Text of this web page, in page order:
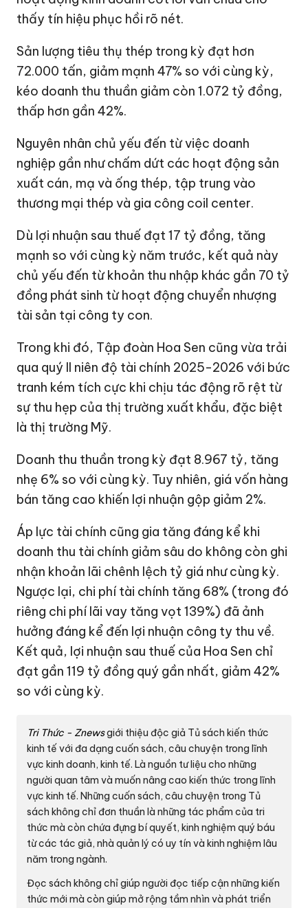
thấy tín hiệu phục hồi rõ nét.
Sản lượng tiêu thụ thép trong kỳ đạt hơn
72.000 tấn, giảm mạnh 47% so với cùng kỳ,
kéo doanh thu thuần giảm còn1.072 tỷ đồng,
thấp hơn gần 42%.
Nguyên nhân chủ yếu đến từ việc doanh
nghiệp gần như chấm dứt các hoạt động sản
xuất cán, mạ và ống thép, tập trung vào
thương mại thép và gia công coil center.
Dù lợi nhuận sau thuế đạt17 tỷ đồng, tăng
mạnh so với cùng kỳ năm trước, kết quả này
chủ yếu đến từ khoản thu nhập khác gần 70 tỷ
đồng phát sinh từ hoạt động chuyển nhượng
tài sản tại công ty con.
Trong khi đó, Tập đoàn Hoa Sen cũng vừa trải
qua quý II niên độ tài chính 2025-2026 với bức
tranh kém tích cực khi chịu tác động rõ rệt từ
sự thu hẹp của thị trường xuất khẩu, đặc biệt
là thị trường Mỹ.
Doanh thu thuần trong kỳ đạt 8.967 tỷ, tăng
nhẹ 6% so với cùng kỳ. Tuy nhiên, giá vốn hàng
bán tăng cao khiến lợi nhuận gộp giảm 2%.
Áp lực tài chính cũng gia tăng đáng kể khi
doanh thu tài chính giảm sâu do không còn ghi
nhận khoản lãi chênh lệch tỷ giá như cùng kỳ.
Ngược lại, chi phí tài chính tăng 68% (trong đó
riêng chi phí lãi vay tăng vọt 139%) đã ảnh
hưởng đáng kể đến lợi nhuận công ty thu về.
Kết quả, lợi nhuận sau thuế của Hoa Sen chỉ
đạt gần119 tỷ đồng quý gần nhất, giảm 42%
so với cùng kỳ.
Tri Thức - Znewsgiới thiệu độc giả Tủ sách kiến thức
kinh tế với đa dạng cuốn sách, câu chuyện trong lĩnh
vực kinh doanh, kinh tế. Là nguồn tư liệu cho những
người quan tâm và muốn nâng cao kiến thức trong lĩnh
vực kinh tế. Những cuốn sách, câu chuyện trong Tủ
sách không chỉ đơn thuần là những tác phẩm của tri
thức mà còn chứa đựng bí quyết, kinh nghiệm quý báu
từ các tác giả, nhà quản lý có uy tín và kinh nghiệm lâu
năm trong ngành.
Đọc sách không chỉ giúp người đọc tiếp cận những kiến
thức mới mà còn giúp mở rộng tầm nhìn và phát triển